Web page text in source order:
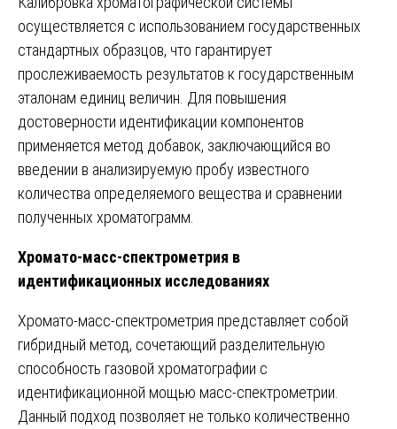
осуществляется с использованием государственных
стандартных образцов, что гарантирует
прослеживаемость результатов к государственным
эталонам единиц величин. Для повышения
достоверности идентификации компонентов
применяется метод добавок, заключающийся во
введении в анализируемую пробу известного
количества определяемого вещества и сравнении
полученных хроматограмм.
Хромато-масс-спектрометрия в
идентификационных исследованиях
Хромато-масс-спектрометрия представляет собой
гибридный метод, сочетающий разделительную
способность газовой хроматографии с
идентификационной мощью масс-спектрометрии.
Данный подход позволяет не только количественно